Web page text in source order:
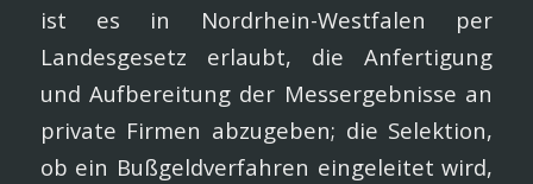
ist es in Nordrhein-Westfalen per
Landesgesetz erlaubt, die Anfertigung
und Aufbereitung der Messergebnisse an
private Firmen abzugeben; die Selektion,
ob ein Bußgeldverfahren eingeleitet wird,